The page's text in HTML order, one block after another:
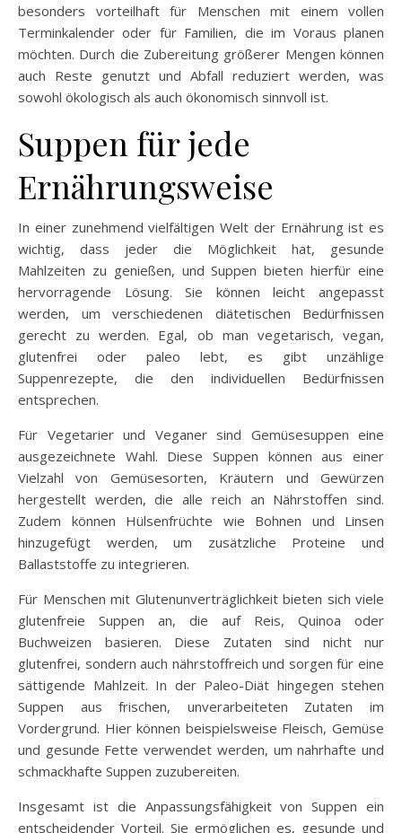
besonders vorteilhaft für Menschen mit einem vollen
Terminkalender oder für Familien, die im Voraus planen
möchten. Durch die Zubereitung größerer Mengen können
auch Reste genutzt und Abfall reduziert werden, was
sowohl ökologisch als auch ökonomisch sinnvoll ist.
Suppen für jede
Ernährungsweise
In einer zunehmend vielfältigen Welt der Ernährung ist es
wichtig, dass jeder die Möglichkeit hat, gesunde
Mahlzeiten zu genießen, und Suppen bieten hierfür eine
hervorragende Lösung. Sie können leicht angepasst
werden, um verschiedenen diätetischen Bedürfnissen
gerecht zu werden. Egal, ob man vegetarisch, vegan,
glutenfrei oder paleo lebt, es gibt unzählige
Suppenrezepte, die den individuellen Bedürfnissen
entsprechen.
Für Vegetarier und Veganer sind Gemüsesuppen eine
ausgezeichnete Wahl. Diese Suppen können aus einer
Vielzahl von Gemüsesorten, Kräutern und Gewürzen
hergestellt werden, die alle reich an Nährstoffen sind.
Zudem können Hülsenfrüchte wie Bohnen und Linsen
hinzugefügt werden, um zusätzliche Proteine und
Ballaststoffe zu integrieren.
Für Menschen mit Glutenunverträglichkeit bieten sich viele
glutenfreie Suppen an, die auf Reis, Quinoa oder
Buchweizen basieren. Diese Zutaten sind nicht nur
glutenfrei, sondern auch nährstoffreich und sorgen für eine
sättigende Mahlzeit. In der Paleo-Diät hingegen stehen
Suppen aus frischen, unverarbeiteten Zutaten im
Vordergrund. Hier können beispielsweise Fleisch, Gemüse
und gesunde Fette verwendet werden, um nahrhafte und
schmackhafte Suppen zuzubereiten.
Insgesamt ist die Anpassungsfähigkeit von Suppen ein
entscheidender Vorteil. Sie ermöglichen es, gesunde und